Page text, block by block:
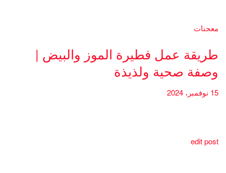
معجنات
طريقة عمل فطيرة الموز والبيض |
وصفة صحية ولذيذة
15 نوفمبر، 2024
edit post